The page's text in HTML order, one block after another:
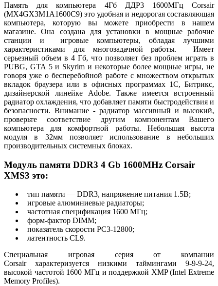
Память для компьютера 4Гб ДДР3 1600МГц Corsair
(MX4GX3M1A1600C9) это удобная и недорогая составляющая
компьютера, которую вы можете приобрести в нашем
магазине. Она создана для установки в мощные рабочие
станции и игровые компьютеры, обладая лучшими
характеристиками для многозадачной работы. Имеет
серьезный объем в 4 Гб, что позволяет без проблем играть в
PUBG, GTA 5 и Skyrim и некоторые более мощные игры, не
говоря уже о бесперебойной работе с множеством открытых
вкладок браузера или в офисных программах 1С, Битрикс,
дизайнерской линейке Adobe. Также имеется встроенный
радиатор охлаждения, что добавляет памяти быстродействия и
безопасности. Внимание - радиатор массивный и высокий,
проверьте соответствие другим компонентам Вашего
компьютера для комфортной работы. Небольшая высота
модуля в 32мм позволяет использование в небольших
производительных системных блоках.
Модуль памяти DDR3 4 Gb 1600MHz Corsair
XMS3 это:
тип памяти — DDR3, напряжение питания 1.5В;
игровые алюминиевые радиаторы;
частотная спецификация 1600 МГц;
форм-фактор DIMM;
показатель скорости PC3-12800;
латентность CL9.
Специальная игровая серия от компании
Corsair характеризуется низкими таймингами 9-9-9-24,
высокой частотой 1600 МГц и поддержкой XMP (Intel Extreme
Memory Profiles).